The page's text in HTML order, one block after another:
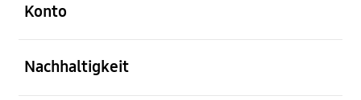
Konto
Nachhaltigkeit